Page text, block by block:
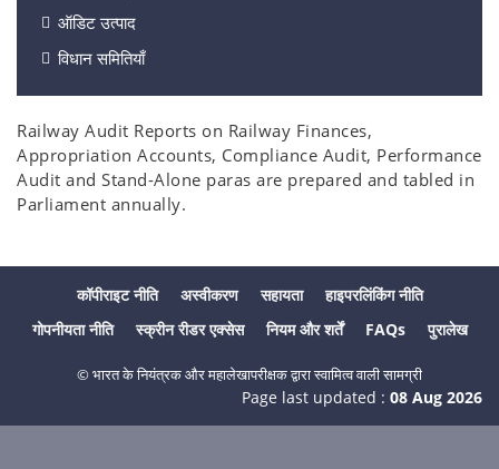
ऑडिट उत्पाद
विधान समितियाँ
Railway Audit Reports on Railway Finances,
Appropriation Accounts, Compliance Audit, Performance
Audit and Stand-Alone paras are prepared and tabled in
Parliament annually.
कॉपीराइट नीति अस्वीकरण सहायता
हाइपरलिंकिंग नीति
गोपनीयता नीति
स्क्रीन रीडर एक्सेस नियम और शर्तें FAQs पुरालेख
© भारत के नियंत्रक और महालेखापरीक्षक द्वारा स्वामित्व वाली सामग्री
Page last updated : 08 Aug 2026